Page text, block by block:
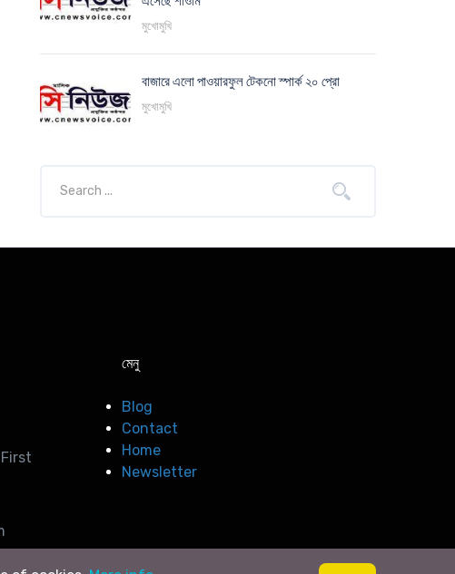
মুখোমুখি
বাজারে এলো পাওয়ারফুল টেকনো স্পার্ক ২০ প্রো
মুখোমুখি
মেনু
Blog
Contact
Home
Newsletter